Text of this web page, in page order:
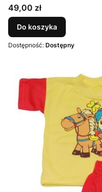
Cena
49,00 zł
Do koszyka
Dostępność: Dostępny